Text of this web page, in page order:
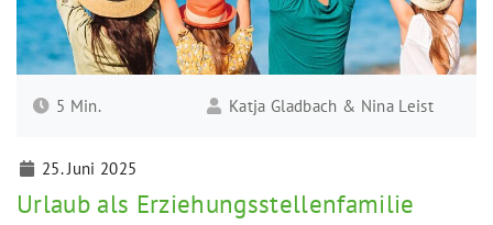
5 Min. Katja Gladbach & Nina Leist
25. Juni 2025
Urlaub als Erziehungsstellenfamilie